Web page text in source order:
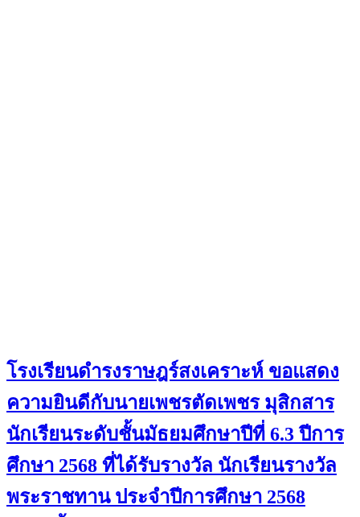
โรงเรียนดำรงราษฎร์สงเคราะห์ ขอแสดง
ความยินดีกับนายเพชรตัดเพชร มุสิกสาร
นักเรียนระดับชั้นมัธยมศึกษาปีที่ 6.3 ปีการ
ศึกษา 2568 ที่ได้รับรางวัล นักเรียนรางวัล
พระราชทาน ประจำปีการศึกษา 2568